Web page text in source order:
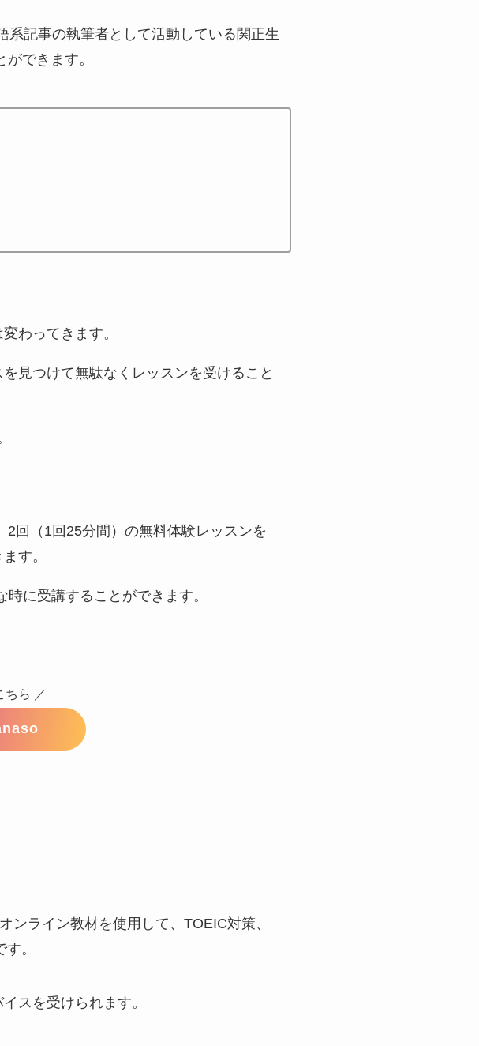
系記事の執筆者として活動している関正生
できます。
わってきます。
見つけて無駄なくレッスンを受けること
回（1回25分間）の無料体験レッスンを
す。
に受講することができます。
ちら ／
ンライン教材を使用して、TOEIC対策、
。
スを受けられます。